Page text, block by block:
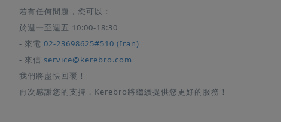
若有任何問題，您可以：
於週一至週五 10:00-18:30
- 來電 02-23698625#510 (Iran)
- 來信 service@kerebro.com
我們將盡快回覆！
再次感謝您的支持，Kerebro將繼續提供您更好的服務！